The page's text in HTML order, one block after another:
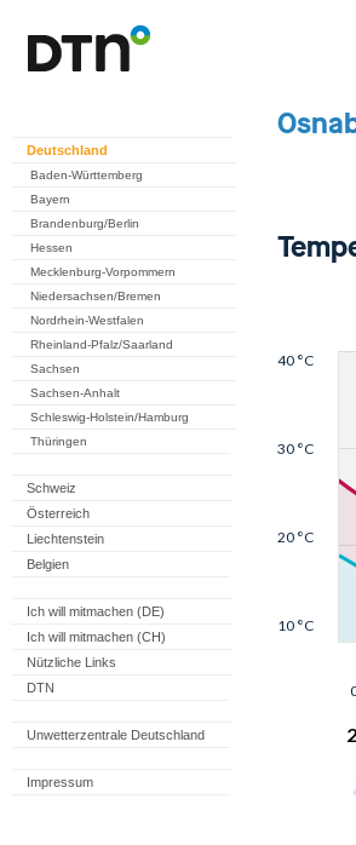
Deutschland
Baden-Württemberg
Bayern
Brandenburg/Berlin
Hessen
Mecklenburg-Vorpommern
Niedersachsen/Bremen
Nordrhein-Westfalen
Rheinland-Pfalz/Saarland
Sachsen
Sachsen-Anhalt
Schleswig-Holstein/Hamburg
Thüringen
Schweiz
Österreich
Liechtenstein
Belgien
Ich will mitmachen (DE)
Ich will mitmachen (CH)
Nützliche Links
DTN
Unwetterzentrale Deutschland
Impressum